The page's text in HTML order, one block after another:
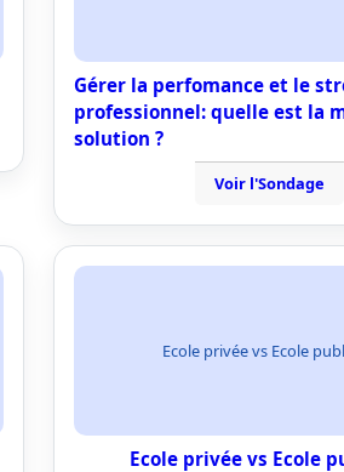
Gérer la perfomance et le
professionnel: quelle est la
solution ?
Voir l'Sondage
Ecole privée vs Ecole
Ecole privée vs Ecole